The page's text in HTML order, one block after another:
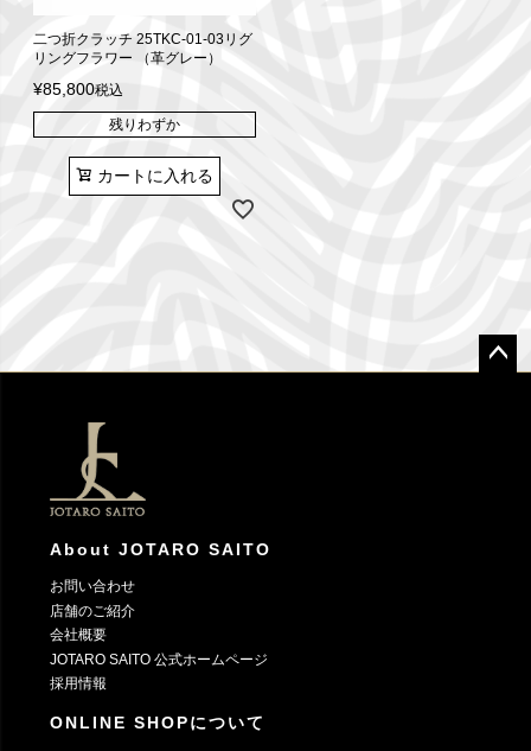
二つ折クラッチ 25TKC-01-03リグ
リングフラワー （革グレー）
¥85,800税込
残りわずか
カートに入れる
About JOTARO SAITO
お問い合わせ
店舗のご紹介
会社概要
JOTARO SAITO 公式ホームページ
採用情報
ONLINE SHOPについて